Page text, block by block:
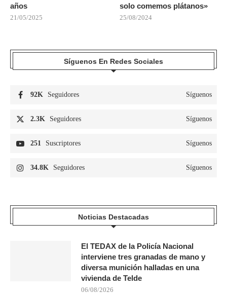
años
21/05/2025
solo comemos plátanos»
25/08/2024
Síguenos En Redes Sociales
92K Seguidores Síguenos
2.3K Seguidores Síguenos
251 Suscriptores Síguenos
34.8K Seguidores Síguenos
Noticias Destacadas
El TEDAX de la Policía Nacional
interviene tres granadas de mano y
diversa munición halladas en una
vivienda de Telde
06/08/2026